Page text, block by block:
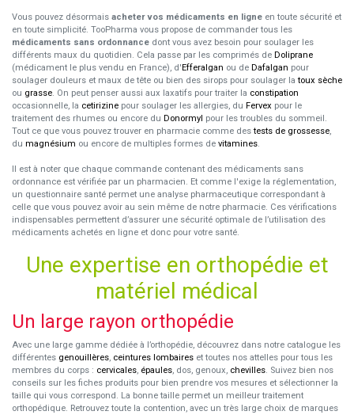
Vous pouvez désormais acheter vos médicaments en ligne en toute sécurité et
en toute simplicité. TooPharma vous propose de commander tous les
médicaments sans ordonnance dont vous avez besoin pour soulager les
différents maux du quotidien. Cela passe par les comprimés de Doliprane
(médicament le plus vendu en France), d'Efferalgan ou de Dafalgan pour
soulager douleurs et maux de tête ou bien des sirops pour soulager latoux sèche
ou grasse. On peut penser aussi aux laxatifs pour traiter la constipation
occasionnelle, la cetirizine pour soulager les allergies, du Fervex pour le
traitement des rhumes ou encore du Donormyl pour les troubles du sommeil.
Tout ce que vous pouvez trouver en pharmacie comme destests de grossesse,
du magnésium ou encore de multiples formes de vitamines.
Il est à noter que chaque commande contenant des médicaments sans
ordonnance est vérifiée par un pharmacien. Et comme l'exige la réglementation,
un questionnaire santé permet une analyse pharmaceutique correspondant à
celle que vous pouvez avoir au sein même de notre pharmacie. Ces vérifications
indispensables permettent d’assurer une sécurité optimale de l’utilisation des
médicaments achetés en ligne et donc pour votre santé.
Une expertise en orthopédie et
matériel médical
Un large rayon orthopédie
Avec une large gamme dédiée à l’orthopédie, découvrez dans notre catalogue les
différentes genouillères, ceintures lombaires et toutes nos attelles pour tous les
membres du corps : cervicales, épaules, dos, genoux, chevilles. Suivez bien nos
conseils sur les fiches produits pour bien prendre vos mesures et sélectionner la
taille qui vous correspond. La bonne taille permet un meilleur traitement
orthopédique. Retrouvez toute la contention, avec un très large choix de marques